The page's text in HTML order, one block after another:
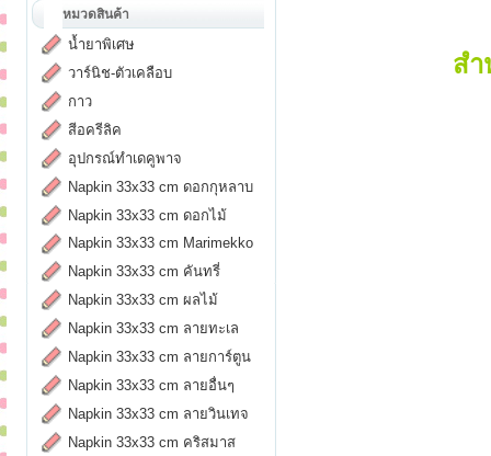
หมวดสินค้า
น้ำยาพิเศษ
วาร์นิช-ตัวเคลือบ
กาว
สีอครีลิค
อุปกรณ์ทำเดคูพาจ
Napkin 33x33 cm ดอกกุหลาบ
Napkin 33x33 cm ดอกไม้
Napkin 33x33 cm Marimekko
Napkin 33x33 cm คันทรี่
Napkin 33x33 cm ผลไม้
Napkin 33x33 cm ลายทะเล
Napkin 33x33 cm ลายการ์ตูน
Napkin 33x33 cm ลายอื่นๆ
Napkin 33x33 cm ลายวินเทจ
Napkin 33x33 cm คริสมาส
สำ